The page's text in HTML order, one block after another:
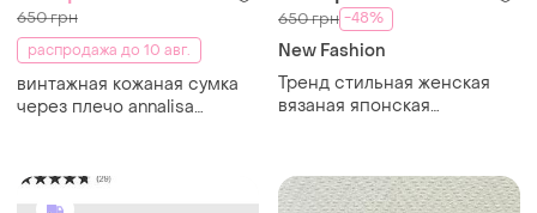
650 грн
распродажа до 10 авг.
​винтажная кожаная сумка
через плечо annalisa
650 грн -48%
New Fashion
Тренд стильная женская
вязаная японская